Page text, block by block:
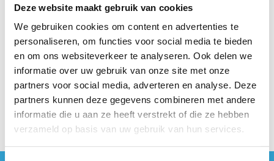
Deze website maakt gebruik van cookies
We gebruiken cookies om content en advertenties te
personaliseren, om functies voor social media te bieden
en om ons websiteverkeer te analyseren. Ook delen we
informatie over uw gebruik van onze site met onze
partners voor social media, adverteren en analyse. Deze
partners kunnen deze gegevens combineren met andere
informatie die u aan ze heeft verstrekt of die ze hebben
verzameld op basis van uw gebruik van hun services.
sportverantwoordelijke van het door jou gekozen
tóch dat stapje verder gaan? Dan zit je uiteraard
goed bij de huisclubs binnen onze centra. Die vind
je op de website van het door jou gekozen
centrum.
verzekering
Hoe weet ik of mijn reservatie gelukt is?
Onmiddellijk nadat je je reservatie hebt gemaakt,
ontvang je via e-mail een bevestiging van je
reservatie. Check zeker ook je Spam mailbox.
Vervolgens neemt de sportstageverantwoordelijke
tijdig contact met je op om alles in detail te
Krijg ik korting als G-sporter?
Absoluut! We willen maar al te graag dat G-
sporters de weg naar onze centra vinden. Daarom